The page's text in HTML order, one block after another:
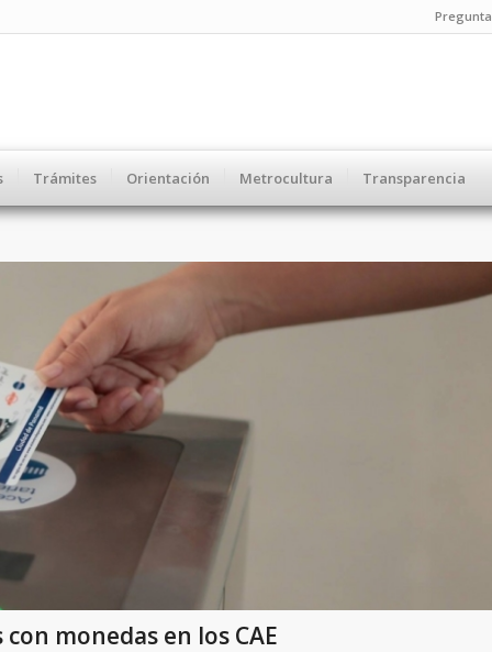
Trámites Orientación Metrocultura Transparencia
monedas en los CAE